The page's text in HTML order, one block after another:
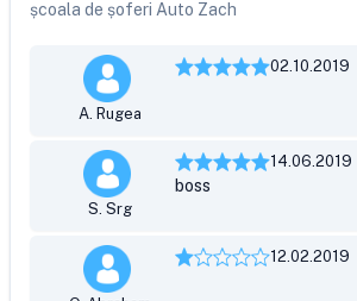
școala de șoferi Auto Zach
A. Rugea
02.10.2019
S. Srg
14.06.2019
boss
12.02.2019